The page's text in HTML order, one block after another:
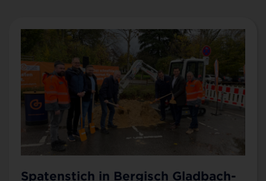
Spatenstich in Bergisch Gladbach-